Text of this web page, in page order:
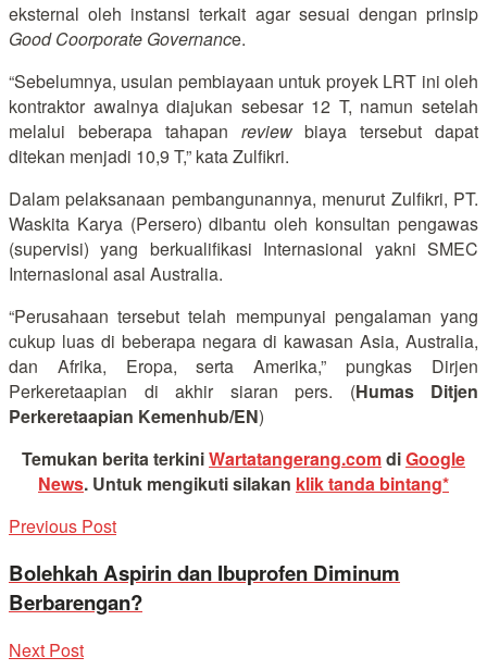
eksternal oleh instansi terkait agar sesuai dengan prinsip
Good Coorporate Governance.
“Sebelumnya, usulan pembiayaan untuk proyek LRT ini oleh
kontraktor awalnya diajukan sebesar 12 T, namun setelah
melalui beberapa tahapan reviewbiaya tersebut dapat
ditekan menjadi 10,9 T,” kata Zulfikri.
Dalam pelaksanaan pembangunannya, menurut Zulfikri, PT.
Waskita Karya (Persero) dibantu oleh konsultan pengawas
(supervisi) yang berkualifikasi Internasional yakni SMEC
Internasional asal Australia.
“Perusahaan tersebut telah mempunyai pengalaman yang
cukup luas di beberapa negara di kawasan Asia, Australia,
dan Afrika, Eropa, serta Amerika,” pungkas Dirjen
Perkeretaapian di akhir siaran pers. (Humas Ditjen
Perkeretaapian Kemenhub/EN)
Temukan berita terkiniWartatangerang.comdiGoogle
News. Untuk mengikuti silakan klik tanda bintang*
Previous Post
Bolehkah Aspirin dan Ibuprofen Diminum
Berbarengan?
Next Post